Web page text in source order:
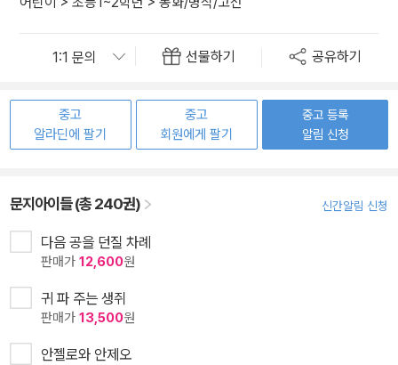
선물하기 공유하기
중고
알라딘에 팔기
중고
회원에게 팔기
중고 등록
알림 신청
문지아이들 (총 240권) 신간알림 신청
다음 공을 던질 차례
판매가 12,600원
귀 파 주는 생쥐
판매가 13,500원
안젤로와 안제오